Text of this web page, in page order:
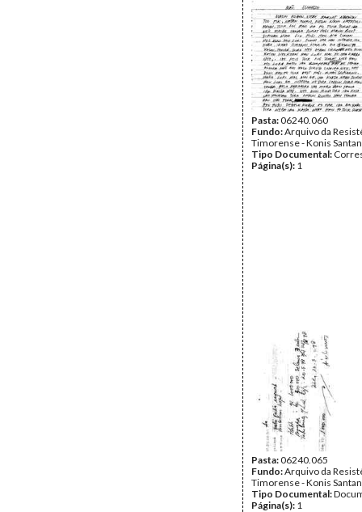
Pasta:06240.060
Fundo:Arquivo da
Timorense - Konis
Tipo Documental:
Página(s): 1
Pasta:06240.065
Fundo:Arquivo da
Timorense - Konis
Tipo Documental:
Página(s): 1